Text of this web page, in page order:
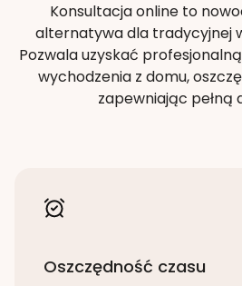
Konsultacja online to
alternatywa dla tradycyjnej
Pozwala uzyskać
wychodzenia z domu,
zapewniając pełną
Oszczędność czasu